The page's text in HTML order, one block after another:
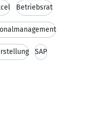
Betriebsrat
SAP